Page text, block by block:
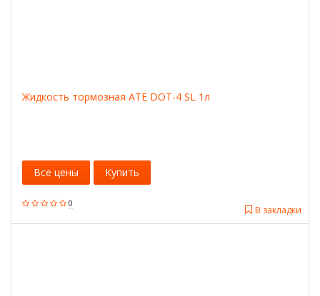
Жидкость тормозная ATE DOT-4 SL 1л
0
В закладки
Все цены Купить